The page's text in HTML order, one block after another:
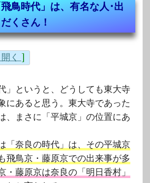
鳥時代」は、有名な人･出
くさん！
開く ]
」というと、どうしても東大寺
にあると思う。東大寺であった
、まさに「平城京」の位置にあ
「奈良の時代」は、その平城京
飛鳥京・藤原京での出来事が多
・藤原京は奈良の「明日香村」